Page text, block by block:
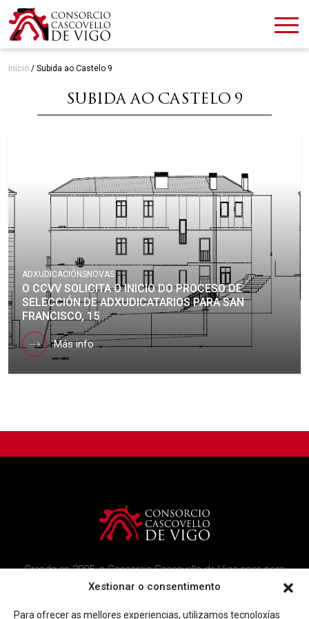
Xestionar o consentimento
Para ofrecer as mellores experiencias, utilizamos tecnoloxías
Inicio / Subida ao Castelo 9
SUBIDA AO CASTELO 9
ADXUDICACIÓNSNOVAS
O CCVV SOLICITA O INICIO DO PROCESO DE
SELECCIÓN DE ADXUDICATARIOS PARA SAN
FRANCISCO, 15
Más info
Creado en 2005, o Consorcio Cascovello de Vigo nace para
atender aos veciños do casco histórico, creando un ambicioso